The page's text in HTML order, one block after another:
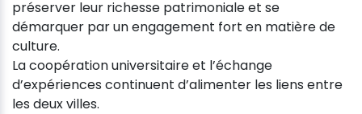
préserver leur richesse patrimoniale et se
démarquer par un engagement fort en matière de
culture.
La coopération universitaire et l’échange
d’expériences continuent d’alimenter les liens entre
les deux villes.